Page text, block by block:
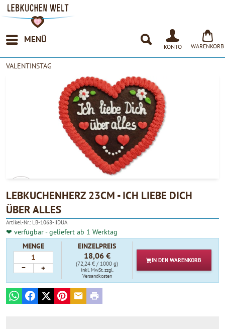
MENÜ
KONTO WARENKORB
VALENTINSTAG
4.90
LEBKUCHENHERZ 23CM - ICH LIEBE DICH
ÜBER ALLES
Artikel-Nr.: LB-1068-IlDUA
❤ verfügbar - geliefert ab 1 Werktag
MENGE
− +
EINZELPREIS
18,06 €
(72,24 € / 1000 g)
inkl. MwSt.zzgl.
Versandkosten
IN DEN WARENKORB
WhatsAppFacebook
X PinterestE-mailPrint